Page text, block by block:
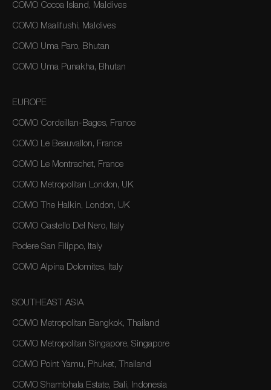
COMO Cocoa Island, Maldives
COMO Maalifushi, Maldives
COMO Uma Paro, Bhutan
COMO Uma Punakha, Bhutan
EUROPE
COMO Cordeillan-Bages, France
COMO Le Beauvallon, France
COMO Le Montrachet, France
COMO Metropolitan London, UK
COMO The Halkin, London, UK
COMO Castello Del Nero, Italy
Podere San Filippo, Italy
COMO Alpina Dolomites, Italy
SOUTHEAST ASIA
COMO Metropolitan Bangkok, Thailand
COMO Metropolitan Singapore, Singapore
COMO Point Yamu, Phuket, Thailand
COMO Shambhala Estate, Bali, Indonesia